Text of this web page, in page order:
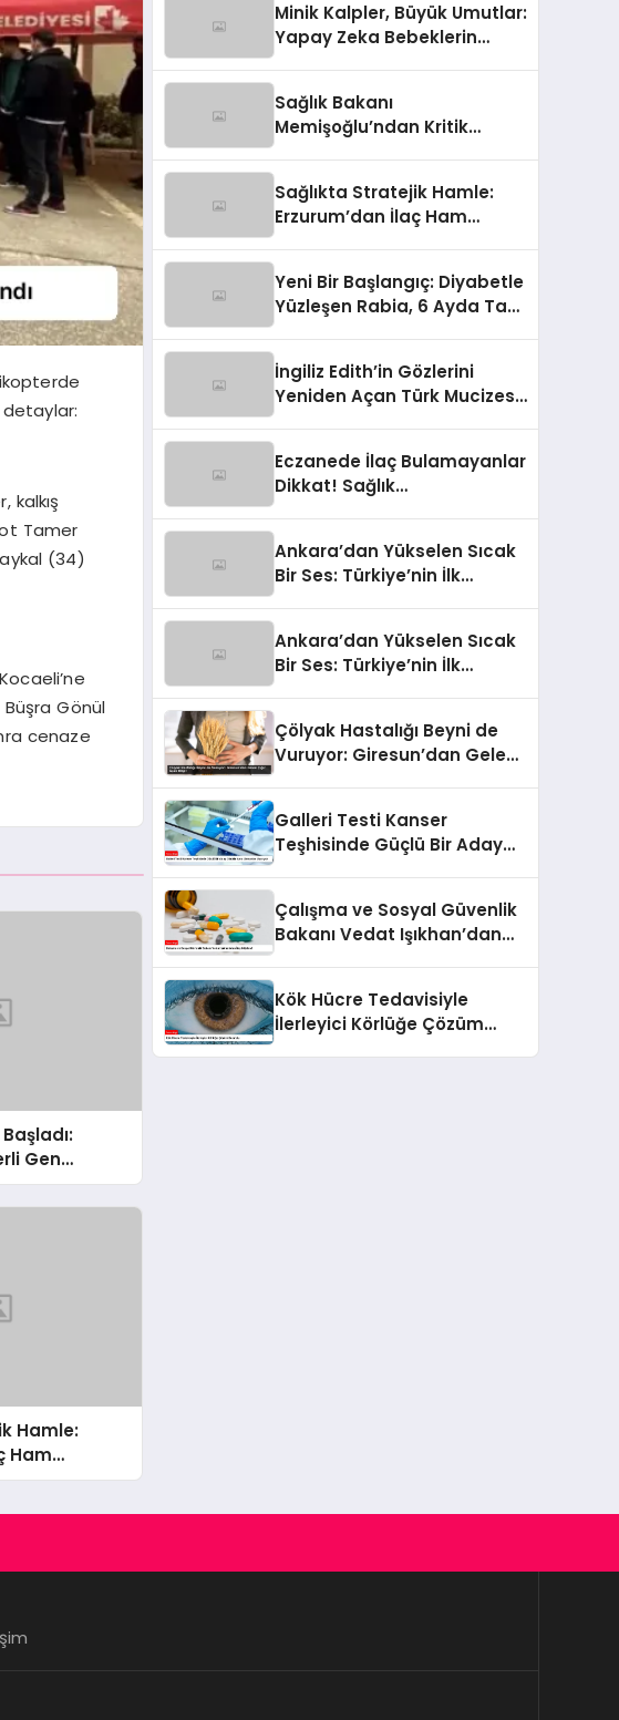
detaylar:
kalkış
Tamer
(34)
Büşra Gönül
cenaze
Gen
Geçti!
Hamle:
Ham
Minik Kalpler, Büyük Umutlar:
Yapay Zeka Bebeklerin
Sağlık Bakanı
Memişoğlu’ndan Kritik
ve Sağlıkta Çığır Açan
Hamleler
Sağlıkta Stratejik Hamle:
Erzurum’dan İlaç Ham
Yeni Bir Başlangıç: Diyabetle
Yüzleşen Rabia, 6 Ayda Tam
İngiliz Edith’in Gözlerini
Yeniden Açan Türk Mucizesi:
Eczanede İlaç Bulamayanlar
Dikkat! Sağlık
Ankara’dan Yükselen Sıcak
Bir Ses: Türkiye’nin İlk
Ankara’dan Yükselen Sıcak
Bir Ses: Türkiye’nin İlk
Çölyak Hastalığı Beyni de
Vuruyor: Giresun’dan Gelen
Galleri Testi Kanser
Teşhisinde Güçlü Bir Aday
Çalışma ve Sosyal Güvenlik
Bakanı Vedat Işıkhan’dan
Kök Hücre Tedavisiyle
İlerleyici Körlüğe Çözüm